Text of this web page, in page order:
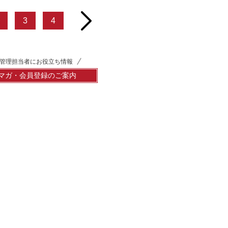
3 4 next
理担当者にお役立ち情報
ガ・会員登録のご案内